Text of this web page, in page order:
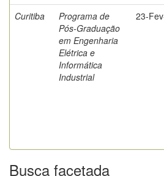
Curitiba
Programa de
Pós-Graduação
em Engenharia
Elétrica e
Informática
Industrial
23-
Busca facetada